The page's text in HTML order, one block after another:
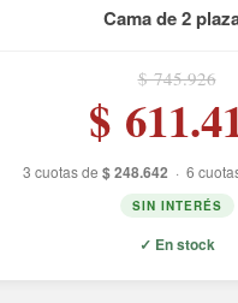
Cama de 2
$ 745.926
$
3 cuotas de $ 248.642 · 6
SIN INTERÉS
✓ En stock